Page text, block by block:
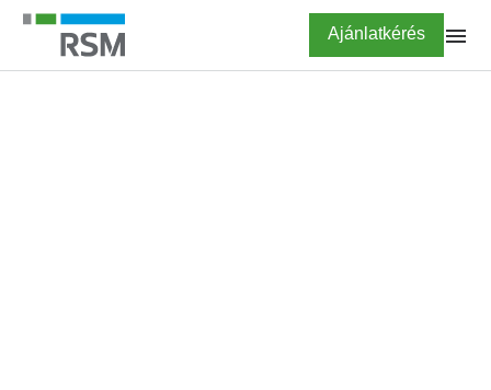
Ugrás
tartalomra
Highlighted
Ajánlatkérés